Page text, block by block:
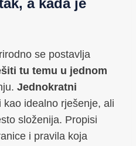
se postavlja
tu temu u jednom
Jednokratni
kao idealno rješenje, ali
složenija. Propisi
i pravila koja